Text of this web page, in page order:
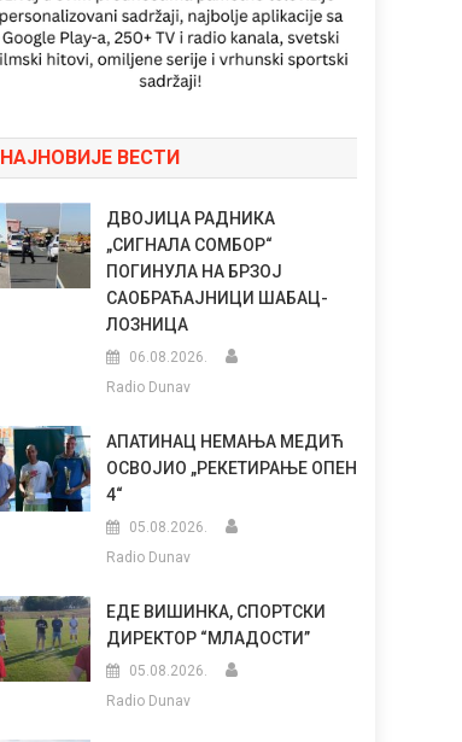
НАЈНОВИЈЕ ВЕСТИ
ДВОЈИЦА РАДНИКА
„СИГНАЛА СОМБОР“
ПОГИНУЛА НА БРЗОЈ
САОБРАЋАЈНИЦИ ШАБАЦ-
ЛОЗНИЦА
06.08.2026.
Radio Dunav
АПАТИНАЦ НЕМАЊА МЕДИЋ
ОСВОЈИО „РЕКЕТИРАЊЕ ОПЕН
4“
05.08.2026.
Radio Dunav
ЕДЕ ВИШИНКА, СПОРТСКИ
ДИРЕКТОР “МЛАДОСТИ”
05.08.2026.
Radio Dunav